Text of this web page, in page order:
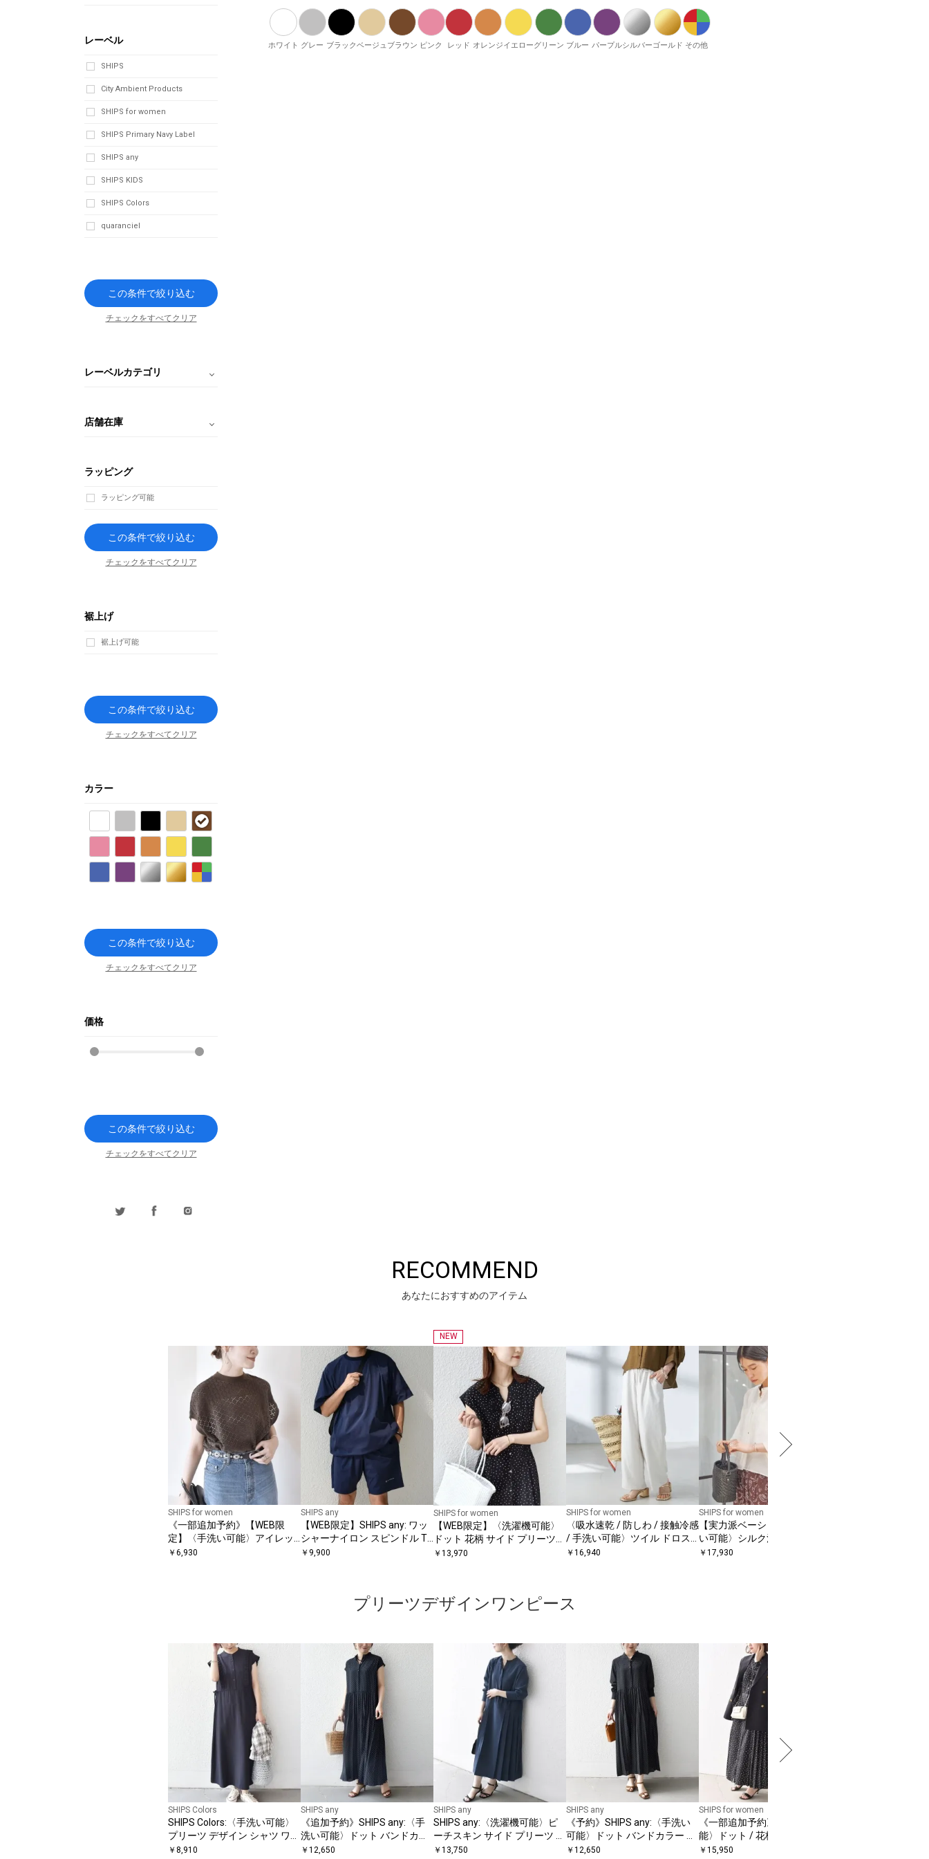
ホワイト グレー ブラックベージュブラウン ピンク レッド オレンジイエローグリーン ブルー パープルシルバーゴールド その他
レーベル
SHIPS
City Ambient Products
SHIPS for women
SHIPS Primary Navy Label
SHIPS any
SHIPS KIDS
SHIPS Colors
quaranciel
この条件で絞り込む
チェックをすべてクリア
レーベルカテゴリ
店舗在庫
ラッピング
ラッピング可能
この条件で絞り込む
チェックをすべてクリア
裾上げ
裾上げ可能
この条件で絞り込む
チェックをすべてクリア
カラー
ベージュ
パープル シルバー ゴールド
この条件で絞り込む
チェックをすべてクリア
価格
この条件で絞り込む
チェックをすべてクリア
RECOMMEND
あなたにおすすめのアイテム
SHIPS for women
《一部追加予約》【WEB限
定】〈手洗い可能〉アイレッ
ト クルーネック プルオーバー
￥ 6,930
SHIPS any
【WEB限定】SHIPS any: ワッ
シャーナイロン スピンドル T
シャツ＋イージーショーツ セ
￥ 9,900
NEW
SHIPS for women
【WEB限定】〈洗濯機可能〉
ドット 花柄 サイド プリーツ
フレンチスリーブ ワンピース
￥ 13,970
SHIPS for women
〈吸水速乾 / 防しわ / 接触冷感
/ 手洗い可能〉ツイル ドロス
ト パンツ
￥ 16,940
SHIPS for women
【実力派ベーシック】〈手洗
い可能〉シルク混 シアー 羽織
シャツ
￥ 17,930
プリーツデザインワンピース
SHIPS Colors
SHIPS Colors:〈手洗い可能〉
プリーツ デザイン シャツ ワン
ピース2◇
￥ 8,910
SHIPS any
《追加予約》SHIPS any:〈手
洗い可能〉ドット バンドカラ
ー フレンチ プリーツ ロング
￥ 12,650
SHIPS any
SHIPS any:〈洗濯機可能〉ピ
ーチスキン サイド プリーツ バ
ンドカラー シャツ ワンピース
￥ 13,750
SHIPS any
《予約》SHIPS any:〈手洗い
可能〉ドット バンドカラー プ
リーツ ロング ワンピース
￥ 12,650
SHIPS for women
《一部追加予約》〈手洗い可
能〉ドット / 花柄 バンドカラ
ー サイド プリーツ ワンピース
￥ 15,950